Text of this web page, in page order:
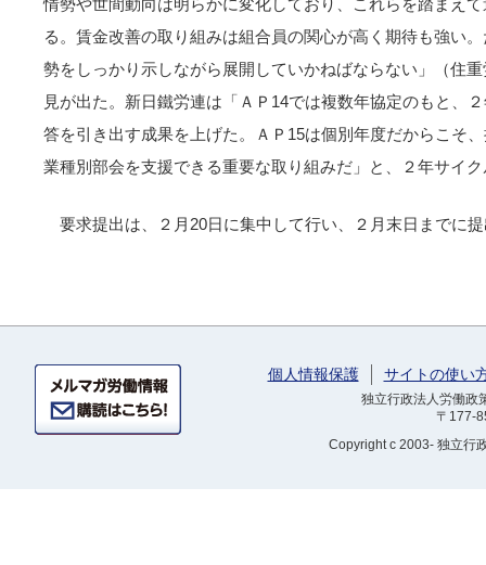
情勢や世間動向は明らかに変化しており、これらを踏まえ
る。賃金改善の取り組みは組合員の関心が高く期待も強い
勢をしっかり示しながら展開していかねばならない」（住
見が出た。新日鐵労連は「ＡＰ14では複数年協定のもと、
答を引き出す成果を上げた。ＡＰ15は個別年度だからこそ
業種別部会を支援できる重要な取り組みだ」と、２年サイ
要求提出は、２月20日に集中して行い、２月末日までに
個人情報保護 サイトの使い
独立行政法人労働
〒177-
Copyrightc 2003- 独立行